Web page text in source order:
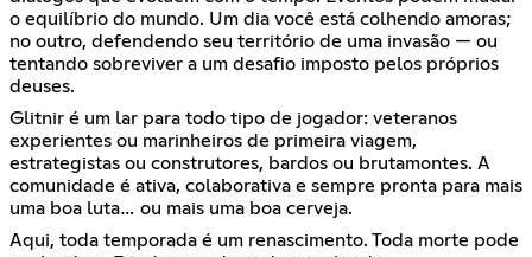
o equilíbrio do mundo. Um dia você está colhendo amoras;
no outro, defendendo seu território de uma invasão — ou
tentando sobreviver a um desafio imposto pelos próprios
deuses.
Glitnir é um lar para todo tipo de jogador: veteranos
experientes ou marinheiros de primeira viagem,
estrategistas ou construtores, bardos ou brutamontes. A
comunidade é ativa, colaborativa e sempre pronta para mais
uma boa luta… ou mais uma boa cerveja.
Aqui, toda temporada é um renascimento. Toda morte pode